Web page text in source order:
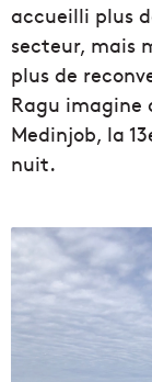
accueilli plus
secteur, mais
plus de
Ragu imagine
Medinjob, la
nuit.
L
V
o